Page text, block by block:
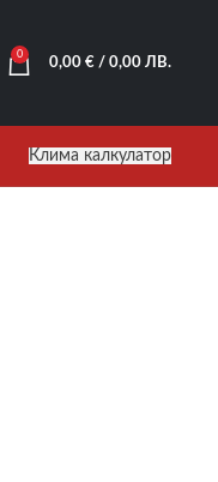
0
0,00€ / 0,00 ЛВ.
Клима калкулатор